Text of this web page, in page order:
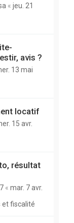
« jeu. 21
avis ?
13 mai
locatif
15 avr.
résultat
« mar. 7 avr.
et fiscalité